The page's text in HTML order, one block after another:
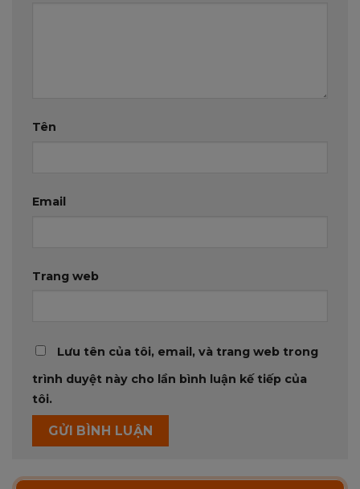
Tên
Email
Trang web
Lưu tên của tôi, email, và trang web trong
trình duyệt này cho lần bình luận kế tiếp của
tôi.